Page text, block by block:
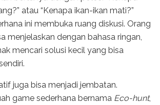
atau “Kenapa ikan-ikan mati?”
ini membuka ruang diskusi. Orang
menjelaskan dengan bahasa ringan,
mencari solusi kecil yang bisa
juga bisa menjadi jembatan.
game sederhana bernama Eco-hunt,